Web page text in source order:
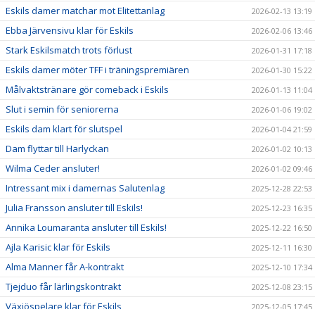
Eskils damer matchar mot Elitettanlag 2026-02-13 13:19
Ebba Järvensivu klar för Eskils 2026-02-06 13:46
Stark Eskilsmatch trots förlust 2026-01-31 17:18
Eskils damer möter TFF i träningspremiären 2026-01-30 15:22
Målvaktstränare gör comeback i Eskils 2026-01-13 11:04
Slut i semin för seniorerna 2026-01-06 19:02
Eskils dam klart för slutspel 2026-01-04 21:59
Dam flyttar till Harlyckan 2026-01-02 10:13
Wilma Ceder ansluter! 2026-01-02 09:46
Intressant mix i damernas Salutenlag 2025-12-28 22:53
Julia Fransson ansluter till Eskils! 2025-12-23 16:35
Annika Loumaranta ansluter till Eskils! 2025-12-22 16:50
Ajla Karisic klar för Eskils 2025-12-11 16:30
Alma Manner får A-kontrakt 2025-12-10 17:34
Tjejduo får lärlingskontrakt 2025-12-08 23:15
Växjöspelare klar för Eskils 2025-12-05 17:45